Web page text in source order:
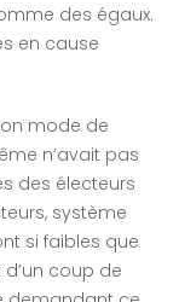
des égaux.
en cause
mode de
n’avait pas
des électeurs
système
si faibles que
coup de